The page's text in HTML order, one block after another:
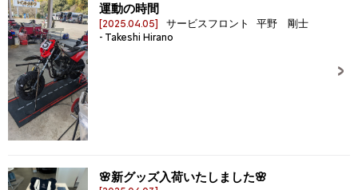
運動の時間
[2025.04.05]
サービスフロント 平野 剛士
- Takeshi Hirano
🌸新グッズ入荷いたしました🌸